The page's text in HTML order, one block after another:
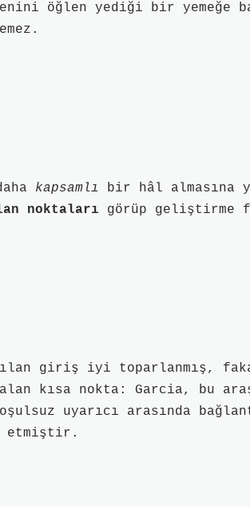
öğlen yediği bir yemeğe
kapsamlı
bir hâl almasına
noktaları görüp geliştirme
giriş iyi toparlanmış,
kısa nokta: Garcia, bu
uyarıcı arasında
etmiştir.